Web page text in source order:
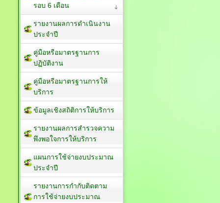
รอบ 6 เดือน
รายงานผลการดำเนินงาน
ประจำปี
คู่มือหรือมาตรฐานการ
ปฏิบัติงาน
คู่มือหรือมาตรฐานการให้
บริการ
ข้อมูลเชิงสถิติการให้บริการ
รายงานผลการสำรวจความ
พึงพอใจการให้บริการ
แผนการใช้จ่ายงบประมาณ
ประจำปี
รายงานการกำกับติดตาม
การใช้จ่ายงบประมาณ